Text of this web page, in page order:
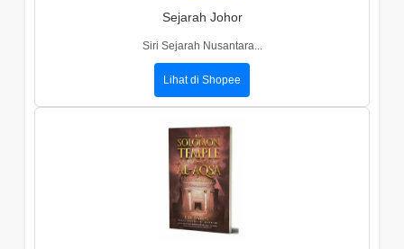
Sejarah Johor
Siri Sejarah Nusantara...
Lihat di Shopee